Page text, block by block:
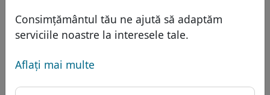
Consimțământul tău ne ajută să adaptăm
serviciile noastre la interesele tale.
Aflaţi mai multe
Domenii asiatice
Domenii europene
Domeniile din Orientul Mijlociu
Reduceri
Transfer
Protecţia ID
Gazduire DNS
FAQ